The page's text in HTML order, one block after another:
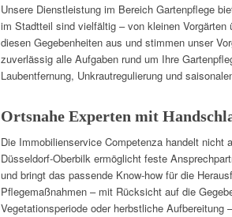
Unsere Dienstleistung im Bereich Gartenpflege
im Stadtteil sind vielfältig – von kleinen
diesen Gegebenheiten aus und stimmen unser
zuverlässig alle Aufgaben rund um Ihre
Laubentfernung, Unkrautregulierung und
Ortsnahe Experten mit
Die Immobilienservice Competenza handelt nicht
Düsseldorf-Oberbilk ermöglicht feste
und bringt das passende Know-how für die
Pflegemaßnahmen – mit Rücksicht auf die
Vegetationsperiode oder herbstliche